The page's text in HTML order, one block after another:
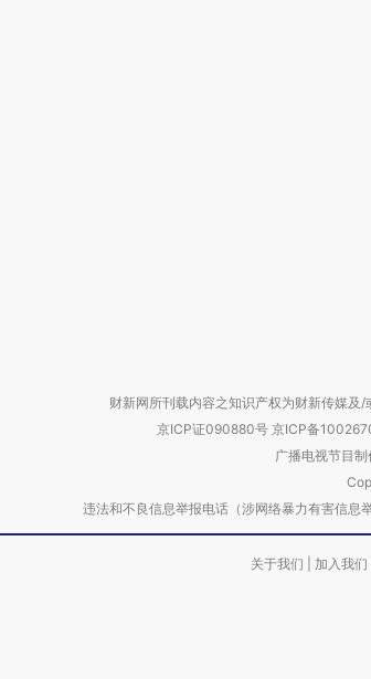
财新网所刊载内容之知识产权为财新传媒及
京ICP证090880号 京ICP备
广播电视节目
违法和不良信息举报电话（涉网络暴力有害信
关于我们 加入我们